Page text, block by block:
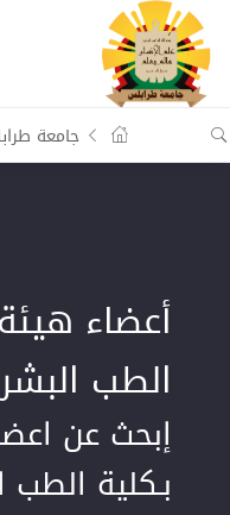
جامعة
أعضاء
الطب
إبحث عن
بـكلية